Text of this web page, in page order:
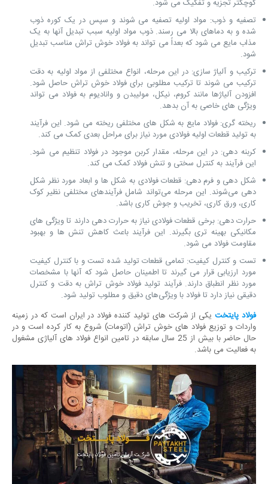
کوچکتر تجزیه و تفکیک می ‌شود.
تصفیه و ذوب: مواد اولیه تصفیه می ‌شوند و سپس در یک کوره ذوب
شده و به دماهای بالا می ‌رسند. ذوب مواد اولیه سبب تبدیل آنها به یک
مذاب مایع می ‌شود که بعداً می ‌تواند به فولاد خوش تراش مناسب تبدیل
شود.
ترکیب و آلیاژ سازی: در این مرحله، انواع مختلفی از مواد اولیه به دقت
ترکیب می ‌شوند تا ترکیب مطلوبی برای فولاد خوش تراش حاصل شود.
افزودن آلیاژها مانند کروم، نیکل، مولیبدن و وانادیوم به فولاد می ‌تواند
ویژگی ‌های خاصی به آن بدهد.
ریخته‌ گری: فولاد مایع به شکل ‌های مختلفی ریخته می ‌شود. این فرآیند
به تولید قطعات اولیه فولادی مورد نیاز برای مراحل بعدی کمک می ‌کند.
کربنه ‌دهی: در این مرحله، مقدار کربن موجود در فولاد تنظیم می ‌شود.
این فرآیند به کنترل سختی و تنش فولاد کمک می ‌کند.
شکل ‌دهی و فرم‌ دهی: قطعات فولادی به شکل‌ ها و ابعاد مورد نظر شکل
‌دهی می‌شوند. این مرحله می‌تواند شامل فرآیندهای مختلفی نظیر کوک
‌کاری، ورق ‌کاری، تخریب و جوش کاری باشد.
حرارت ‌دهی: برخی قطعات فولادی نیاز به حرارت ‌دهی دارند تا ویژگی ‌های
مکانیکی بهینه ‌تری بگیرند. این فرآیند باعث کاهش تنش‌ ها و بهبود
مقاومت فولاد می ‌شود.
تست و کنترل کیفیت: تمامی قطعات تولید شده تست و با کنترل کیفیت
مورد ارزیابی قرار می ‌گیرند تا اطمینان حاصل شود که آنها با مشخصات
مورد نظر انطباق دارند. فرآیند تولید فولاد خوش تراش به دقت و کنترل
دقیقی نیاز دارد تا فولاد با ویژگی‌های دقیق و مطلوب تولید شود.
فولاد پایتختیکی از شرکت های تولید کننده فولاد در ایران است که در زمینه
واردات و توزیع فولاد های خوش تراش (اتومات) شروع به کار کرده است و در
حال حاضر با بیش از 25 سال سابقه در تامین انواع فولاد های آلیاژی مشغول
به فعالیت می باشد.